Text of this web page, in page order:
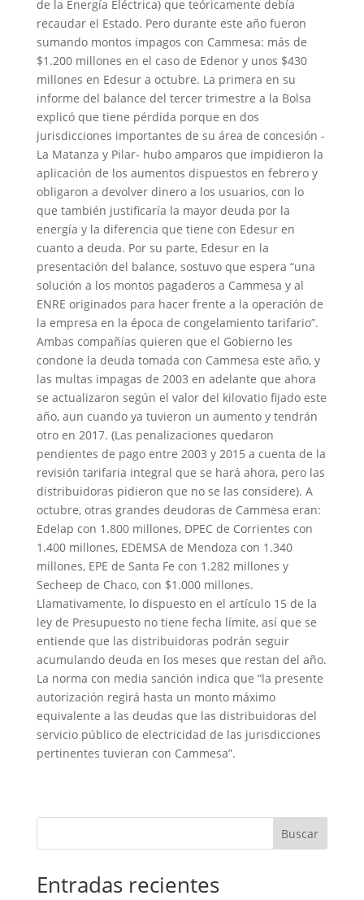
de la Energía Eléctrica) que teóricamente debía
recaudar el Estado. Pero durante este año fueron
sumando montos impagos con Cammesa: más de
$1.200 millones en el caso de Edenor y unos $430
millones en Edesur a octubre. La primera en su
informe del balance del tercer trimestre a la Bolsa
explicó que tiene pérdida porque en dos
jurisdicciones importantes de su área de concesión -
La Matanza y Pilar- hubo amparos que impidieron la
aplicación de los aumentos dispuestos en febrero y
obligaron a devolver dinero a los usuarios, con lo
que también justificaría la mayor deuda por la
energía y la diferencia que tiene con Edesur en
cuanto a deuda. Por su parte, Edesur en la
presentación del balance, sostuvo que espera “una
solución a los montos pagaderos a Cammesa y al
ENRE originados para hacer frente a la operación de
la empresa en la época de congelamiento tarifario”.
Ambas compañías quieren que el Gobierno les
condone la deuda tomada con Cammesa este año, y
las multas impagas de 2003 en adelante que ahora
se actualizaron según el valor del kilovatio fijado este
año, aun cuando ya tuvieron un aumento y tendrán
otro en 2017. (Las penalizaciones quedaron
pendientes de pago entre 2003 y 2015 a cuenta de la
revisión tarifaria integral que se hará ahora, pero las
distribuidoras pidieron que no se las considere). A
octubre, otras grandes deudoras de Cammesa eran:
Edelap con 1.800 millones, DPEC de Corrientes con
1.400 millones, EDEMSA de Mendoza con 1.340
millones, EPE de Santa Fe con 1.282 millones y
Secheep de Chaco, con $1.000 millones.
Llamativamente, lo dispuesto en el artículo 15 de la
ley de Presupuesto no tiene fecha límite, así que se
entiende que las distribuidoras podrán seguir
acumulando deuda en los meses que restan del año.
La norma con media sanción indica que “la presente
autorización regirá hasta un monto máximo
equivalente a las deudas que las distribuidoras del
servicio público de electricidad de las jurisdicciones
pertinentes tuvieran con Cammesa”.
Buscar
Entradas recientes